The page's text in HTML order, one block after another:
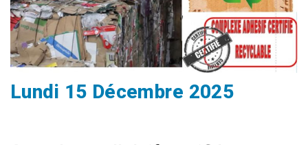
Lundi 15 Décembre 2025